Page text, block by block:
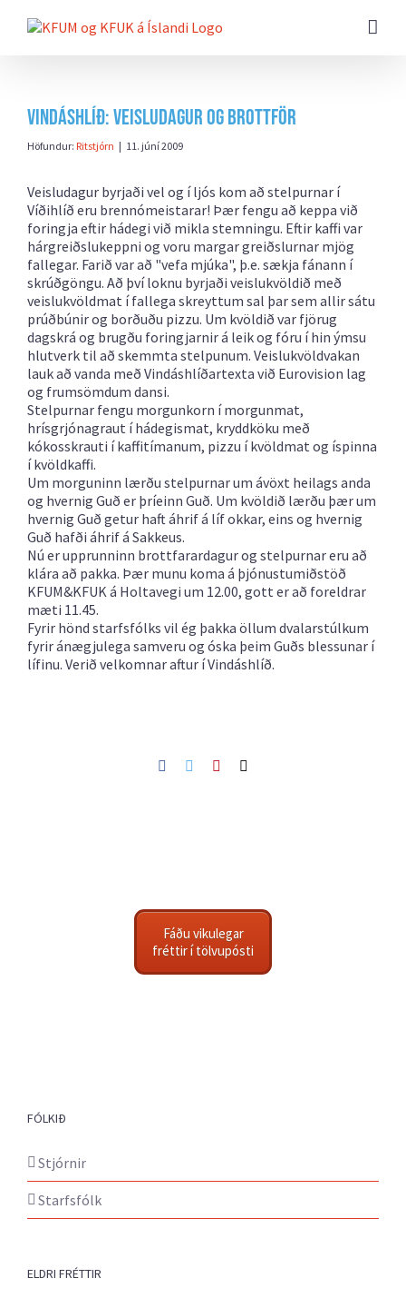
beint
Vindáshlíð: Veisludagur og brottför
Höfundur: Ritstjórn | 11. júní 2009
Veisludagur byrjaði vel og í ljós kom að stelpurnar í
Víðihlíð eru brennómeistarar! Þær fengu að keppa við
foringja eftir hádegi við mikla stemningu. Eftir kaffi var
hárgreiðslukeppni og voru margar greiðslurnar mjög
fallegar. Farið var að "vefa mjúka", þ.e. sækja fánann í
skrúðgöngu. Að því loknu byrjaði veislukvöldið með
veislukvöldmat í fallega skreyttum sal þar sem allir sátu
prúðbúnir og borðuðu pizzu. Um kvöldið var fjörug
dagskrá og brugðu foringjarnir á leik og fóru í hin ýmsu
hlutverk til að skemmta stelpunum. Veislukvöldvakan
lauk að vanda með Vindáshlíðartexta við Eurovision lag
og frumsömdum dansi.
Stelpurnar fengu morgunkorn í morgunmat,
hrísgrjónagraut í hádegismat, kryddköku með
kókosskrauti í kaffitímanum, pizzu í kvöldmat og íspinna
í kvöldkaffi.
Um morguninn lærðu stelpurnar um ávöxt heilags anda
og hvernig Guð er þríeinn Guð. Um kvöldið lærðu þær um
hvernig Guð getur haft áhrif á líf okkar, eins og hvernig
Guð hafði áhrif á Sakkeus.
Nú er upprunninn brottfarardagur og stelpurnar eru að
klára að pakka. Þær munu koma á þjónustumiðstöð
KFUM&KFUK á Holtavegi um 12.00, gott er að foreldrar
mæti 11.45.
Fyrir hönd starfsfólks vil ég þakka öllum dvalarstúlkum
fyrir ánægjulega samveru og óska þeim Guðs blessunar í
lífinu. Verið velkomnar aftur í Vindáshlíð.
Facebook
TwitterPinterest
Fáðu vikulegar
fréttir í tölvupósti
FÓLKIÐ
Stjórnir
Starfsfólk
ELDRI FRÉTTIR